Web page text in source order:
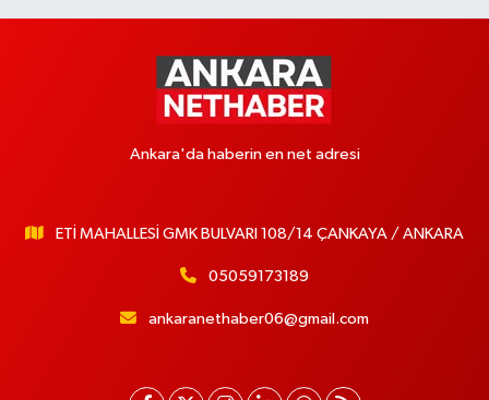
Ankara'da haberin en net adresi
ETİ MAHALLESİ GMK BULVARI 108/14 ÇANKAYA / ANKARA
05059173189
ankaranethaber06@gmail.com